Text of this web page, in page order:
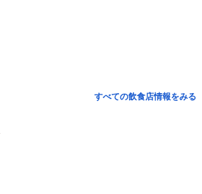
すべての飲食店情報をみる